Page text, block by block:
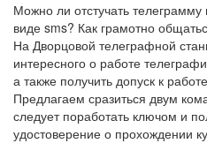
Можно ли отстучать
виде sms? Как грамотно
На Дворцовой телеграфной
интересного о работе
а также получить допуск к
Предлагаем сразиться двум
следует поработать ключом и
удостоверение о прохождении